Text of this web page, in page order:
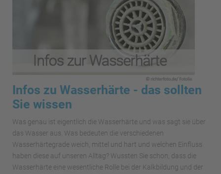
Infos zu Wasserhärte - das sollten
Sie wissen
Was genau ist eigentlich die Wasserhärte und was sagt sie über
das Wasser aus. Was bedeuten die verschiedenen
Wasserhärtegrade weich, mittel und hart und welchen Einfluss
haben diese auf unseren Alltag? Wussten Sie schon, dass die
Wasserhärte eine wesentliche Rolle bei der Kalkbildung und der